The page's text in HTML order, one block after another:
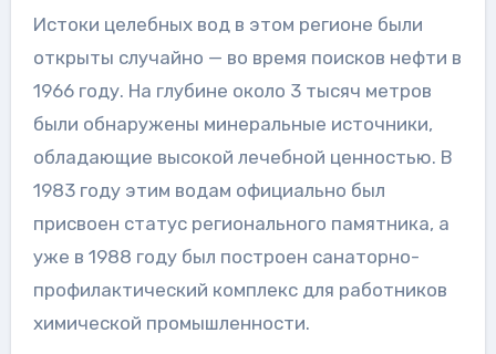
Истоки целебных вод в этом регионе были
открыты случайно — во время поисков нефти в
1966 году. На глубине около 3 тысяч метров
были обнаружены минеральные источники,
обладающие высокой лечебной ценностью. В
1983 году этим водам официально был
присвоен статус регионального памятника, а
уже в 1988 году был построен санаторно-
профилактический комплекс для работников
химической промышленности.